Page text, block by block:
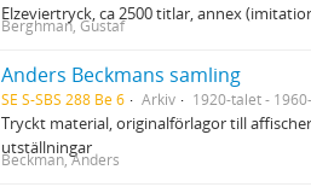
Elzeviertryck, ca 2500 titlar, annex
Berghman, Gustaf
Anders Beckmans samling
SE S-SBS 288 Be 6 Arkiv 1920-talet -
Tryckt material, originalförlagor till
utställningar
Beckman, Anders